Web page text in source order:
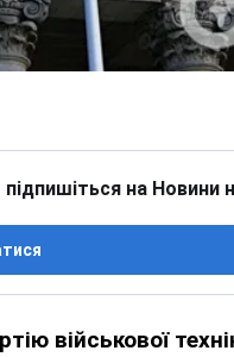
на Новини
військової